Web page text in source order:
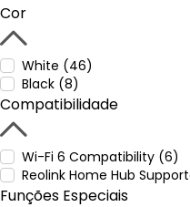
Cor
White (46)
Black (8)
Compatibilidade
Wi-Fi 6 Compatibility (6)
Reolink Home Hub
Funções Especiais